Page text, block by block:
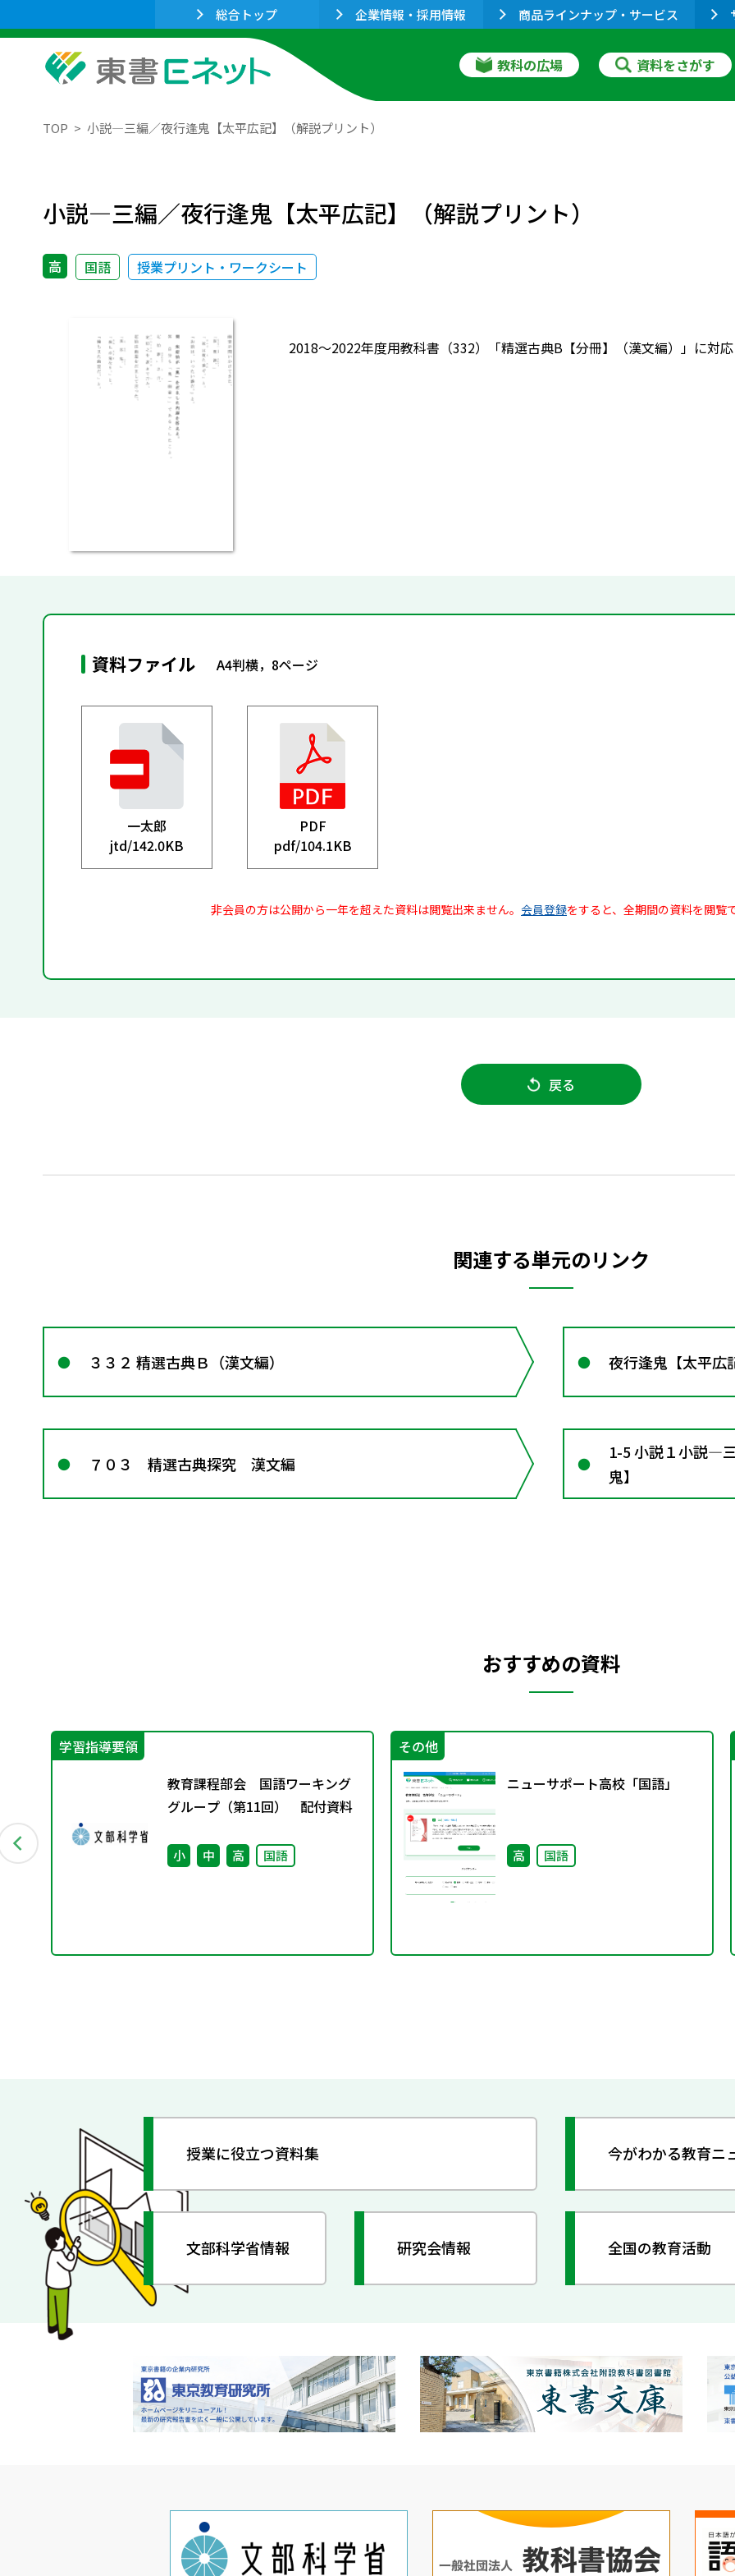
総合トップ 企業情報・採用情報 商品ラインナップ・サービス
教科の広場 資料をさがす
TOP 小説―三編／夜行逢鬼【太平広記】（解説プリント）
小説―三編／夜行逢鬼【太平広記】（解説プリント）
高 国語 授業プリント・ワークシート
2018～2022年度用教科書（332）「精選古典B【分冊】（漢文編）」に対
資料ファイル A4判横，8ページ
一太郎
jtd/142.0KB
PDF
pdf/104.1KB
非会員の方は公開から一年を超えた資料は閲覧出来ません。 会員登録をすると、全期間の資料を閲覧
戻る
関連する単元のリンク
３３２ 精選古典Ｂ（漢文編） 夜行逢鬼【太平広
７０３ 精選古典探究 漢文編
1-5 小説１小説―
鬼】
おすすめの資料
学習指導要領
教育課程部会 国語ワーキング
グループ（第11回） 配付資料
小 中 高 国語
その他
ニューサポート高校「国語」
高 国語
授業に役立つ資料集 今がわかる教育ニ
文部科学省情報 研究会情報 全国の教育活動